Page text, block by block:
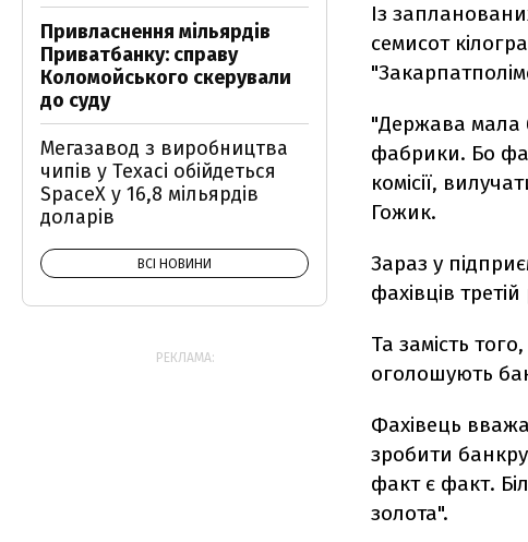
Із
семисот
"Держава мала
фабрики. Бо
комісії,
Гожик.
Зараз у
фахівців
Та замість
оголошують
Фахівець
зробити
факт є факт.
золота".
Привласнення мільярдів
Приватбанку: справу
Коломойського скерували
до суду
Мегазавод з виробництва
чипів у Техасі обійдеться
SpaceX у 16,8 мільярдів
доларів
ВСІ НОВИНИ
РЕКЛАМА: